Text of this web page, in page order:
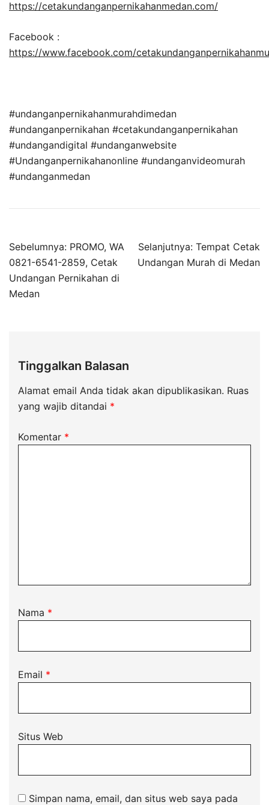
https://cetakundanganpernikahanmedan.com/
Facebook :
https://www.facebook.com/
#undanganpernikahanmurahdimedan
#undanganpernikahan #cetakundanganpernikahan
#undangandigital #undanganwebsite
#Undanganpernikahanonline #undanganvideomurah
#undanganmedan
Sebelumnya: PROMO, WA
0821-6541-2859, Cetak
Undangan Pernikahan di
Medan
Selanjutnya: Tempat Cetak
Undangan Murah di Medan
Tinggalkan Balasan
Alamat email Anda tidak akan dipublikasikan. Ruas
yang wajib ditandai *
Komentar *
Nama *
Email *
Situs Web
Simpan nama, email, dan situs web saya pada